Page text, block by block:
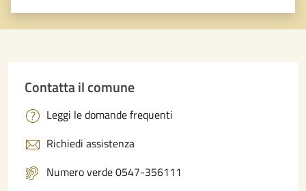
Valuta 5 stelle su 5
Valuta 4 stelle su 5
Valuta 3 stelle su 5
Valuta 2 stelle su 5
Valuta 1 stelle su 5
Contatta il comune
Leggi le domande frequenti
Richiedi assistenza
Numero verde 0547-356111